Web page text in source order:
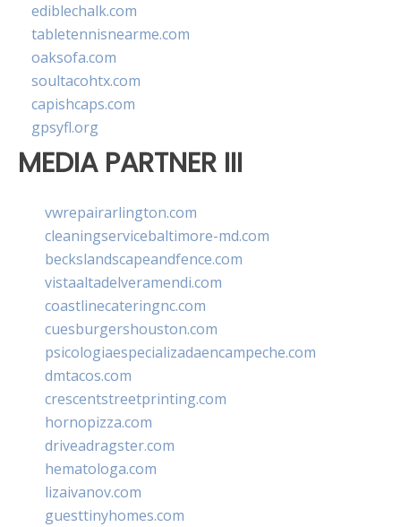
ediblechalk.com
tabletennisnearme.com
oaksofa.com
soultacohtx.com
capishcaps.com
gpsyfl.org
MEDIA PARTNER III
vwrepairarlington.com
cleaningservicebaltimore-md.com
beckslandscapeandfence.com
vistaaltadelveramendi.com
coastlinecateringnc.com
cuesburgershouston.com
psicologiaespecializadaencampeche.com
dmtacos.com
crescentstreetprinting.com
hornopizza.com
driveadragster.com
hematologa.com
lizaivanov.com
guesttinyhomes.com